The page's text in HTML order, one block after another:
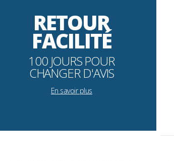
RETOUR
FACILITÉ
100 JOURS POUR
CHANGER D'AVIS
En savoir plus